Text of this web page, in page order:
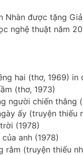
Nhàn được tặng
nghệ thuật năm
hai (thơ, 1969) in
(thơ, 1973)
người chiến thắng
ấy (truyện thiếu
(1978)
anh (1978)
rằm (truyện thiếu